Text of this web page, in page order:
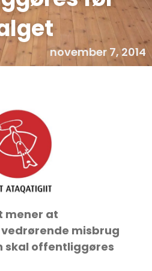
november 7, 2014
mener at
misbrug
skal offentliggøres